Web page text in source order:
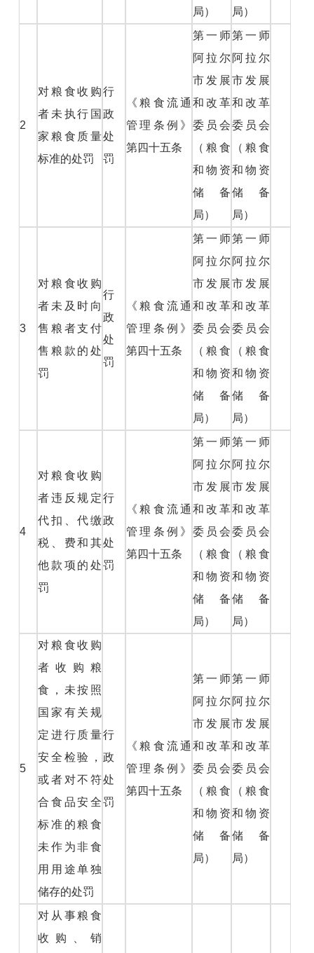
局）
局）
2
对粮食收购
者未执行国
家粮食质量
标准的处罚
行
政
处
罚
《粮食流通
管理条例》
第四十五条
第一师
阿拉尔
市发展
和改革
委员会
（粮食
和物资
储备
局）
第一师
阿拉尔
市发展
和改革
委员会
（粮食
和物资
储备
局）
3
对粮食收购
者未及时向
售粮者支付
售粮款的处
罚
行
政
处
罚
《粮食流通
管理条例》
第四十五条
第一师
阿拉尔
市发展
和改革
委员会
（粮食
和物资
储备
局）
第一师
阿拉尔
市发展
和改革
委员会
（粮食
和物资
储备
局）
4
对粮食收购
者违反规定
代扣、代缴
税、费和其
他款项的处
罚
行
政
处
罚
《粮食流通
管理条例》
第四十五条
第一师
阿拉尔
市发展
和改革
委员会
（粮食
和物资
储备
局）
第一师
阿拉尔
市发展
和改革
委员会
（粮食
和物资
储备
局）
5
对粮食收购
者收购粮
食，未按照
国家有关规
定进行质量
安全检验，
或者对不符
合食品安全
标准的粮食
未作为非食
用用途单独
储存的处罚
行
政
处
罚
《粮食流通
管理条例》
第四十五条
第一师
阿拉尔
市发展
和改革
委员会
（粮食
和物资
储备
局）
第一师
阿拉尔
市发展
和改革
委员会
（粮食
和物资
储备
局）
对从事粮食
收购、销